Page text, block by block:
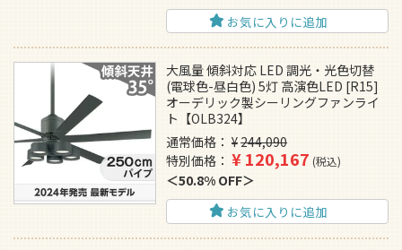
お気に入りに追加
大風量 傾斜対応 LED 調光・光色切替
(電球色-昼白色) 5灯 高演色LED [R15]
オーデリック製シーリングファンライ
ト【OLB324】
通常価格
¥244,090
特別価格
¥120,167 税込
50.8% OFF
お気に入りに追加